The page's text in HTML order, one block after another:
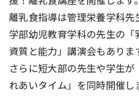
離乳食指導は管理栄養学科先
学部幼児教育学科の先生の
資質と能力」講演会もありま
さらに短大部の先生や学生
れあいタイム」を同時開催し